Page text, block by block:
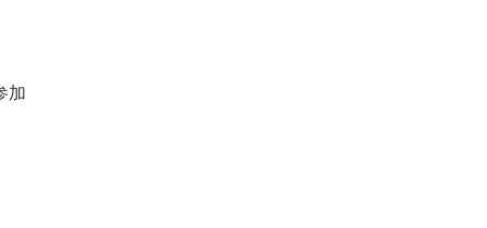
加